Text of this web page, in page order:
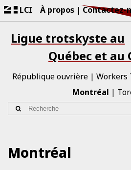
LCI À propos Contactez-
Ligue trotskyste au
Québec et au
République ouvrière Workers
Montréal
Montréal